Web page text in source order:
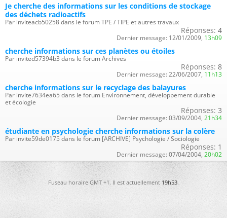
Je cherche des informations sur les conditions de stockage
des déchets radioactifs
Par inviteacb50258 dans le forum TPE / TIPE et autres travaux
Réponses: 4
Dernier message: 12/01/2009, 13h09
cherche informations sur ces planètes ou étoiles
Par invited57394b3 dans le forum Archives
Réponses: 8
Dernier message: 22/06/2007, 11h13
cherche informations sur le recyclage des balayures
Par invite7634ea65 dans le forum Environnement, développement durable
et écologie
Réponses: 3
Dernier message: 03/09/2004, 21h34
étudiante en psychologie cherche informations sur la colère
Par invite59de0175 dans le forum [ARCHIVE] Psychologie / Sociologie
Réponses: 1
Dernier message: 07/04/2004, 20h02
Fuseau horaire GMT +1. Il est actuellement19h53.